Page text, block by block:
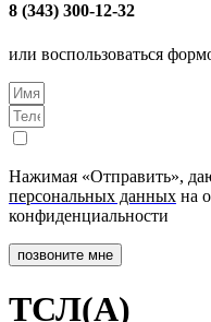
8 (343) 300-12-32
или воспользоваться
Нажимая «Отправить»,
персональных данных на
конфиденциальности
позвоните мне
ТСЛ(А)